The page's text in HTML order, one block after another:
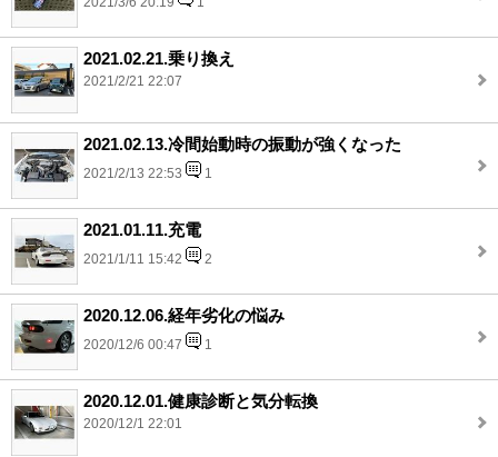
2021.02.21.乗り換え
2021/2/21 22:07
2021.02.13.冷間始動時の振動が強くなった
2021/2/13 22:53 1
2021.01.11.充電
2021/1/11 15:42 2
2020.12.06.経年劣化の悩み
2020/12/6 00:47 1
2020.12.01.健康診断と気分転換
2020/12/1 22:01